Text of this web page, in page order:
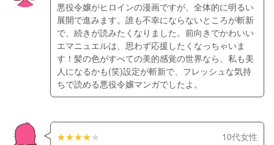
悪役令嬢がヒロインの漫画ですが、全体的に明るい
展開で進みます。誰も不幸にならないところが斬新
で、続きが読みたくなりました。前向きでかわいい
エマニュエルは、思わず応援したくなっちゃいま
す！髪の色がすべての美的感覚の世界なら、私も美
人になるかも(笑)設定が斬新で、フレッシュな気持
ちで読める悪役令嬢マンガでしたよ。
10代女性